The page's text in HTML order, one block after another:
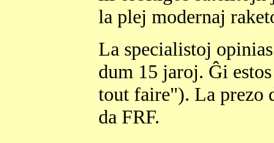
la plej modernaj
La specialistoj
dum 15 jaroj. Ĝi
tout faire"). La prezo
da FRF.